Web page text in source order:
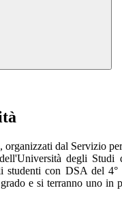
dal Servizio
degli Studi
studenti con DSA del 4°
e si terranno uno in